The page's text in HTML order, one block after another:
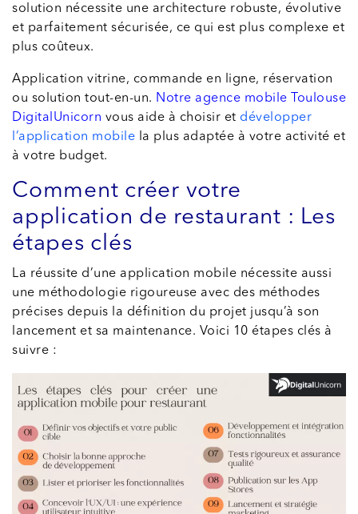
solution nécessite une architecture robuste, évolutive
et parfaitement sécurisée, ce qui est plus complexe et
plus coûteux.
Application vitrine, commande en ligne, réservation
ou solution tout-en-un. Notre agence mobile Toulouse
DigitalUnicorn vous aide à choisir et développer
l’application mobile la plus adaptée à votre activité et
à votre budget.
Comment créer votre
application de restaurant : Les
étapes clés
La réussite d’une application mobile nécessite aussi
une méthodologie rigoureuse avec des méthodes
précises depuis la définition du projet jusqu’à son
lancement et sa maintenance. Voici 10 étapes clés à
suivre :